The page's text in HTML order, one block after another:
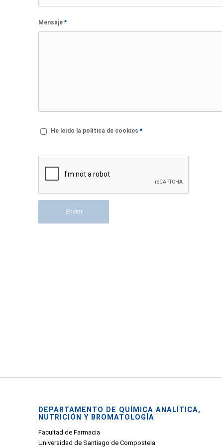
Mensaje *
He leído la política de cookies *
DEPARTAMENTO DE QUÍMICA ANALÍTICA,
NUTRICIÓN Y BROMATOLOGÍA
Facultad de Farmacia
Universidad de Santiago de Compostela